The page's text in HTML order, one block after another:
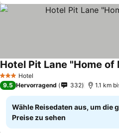
3 SterneHotel
Hotel Pit Lane "Home
9.5 Hervorragend 332 1.1 km
Wähle Reisedaten aus, um die
Preise zu sehen